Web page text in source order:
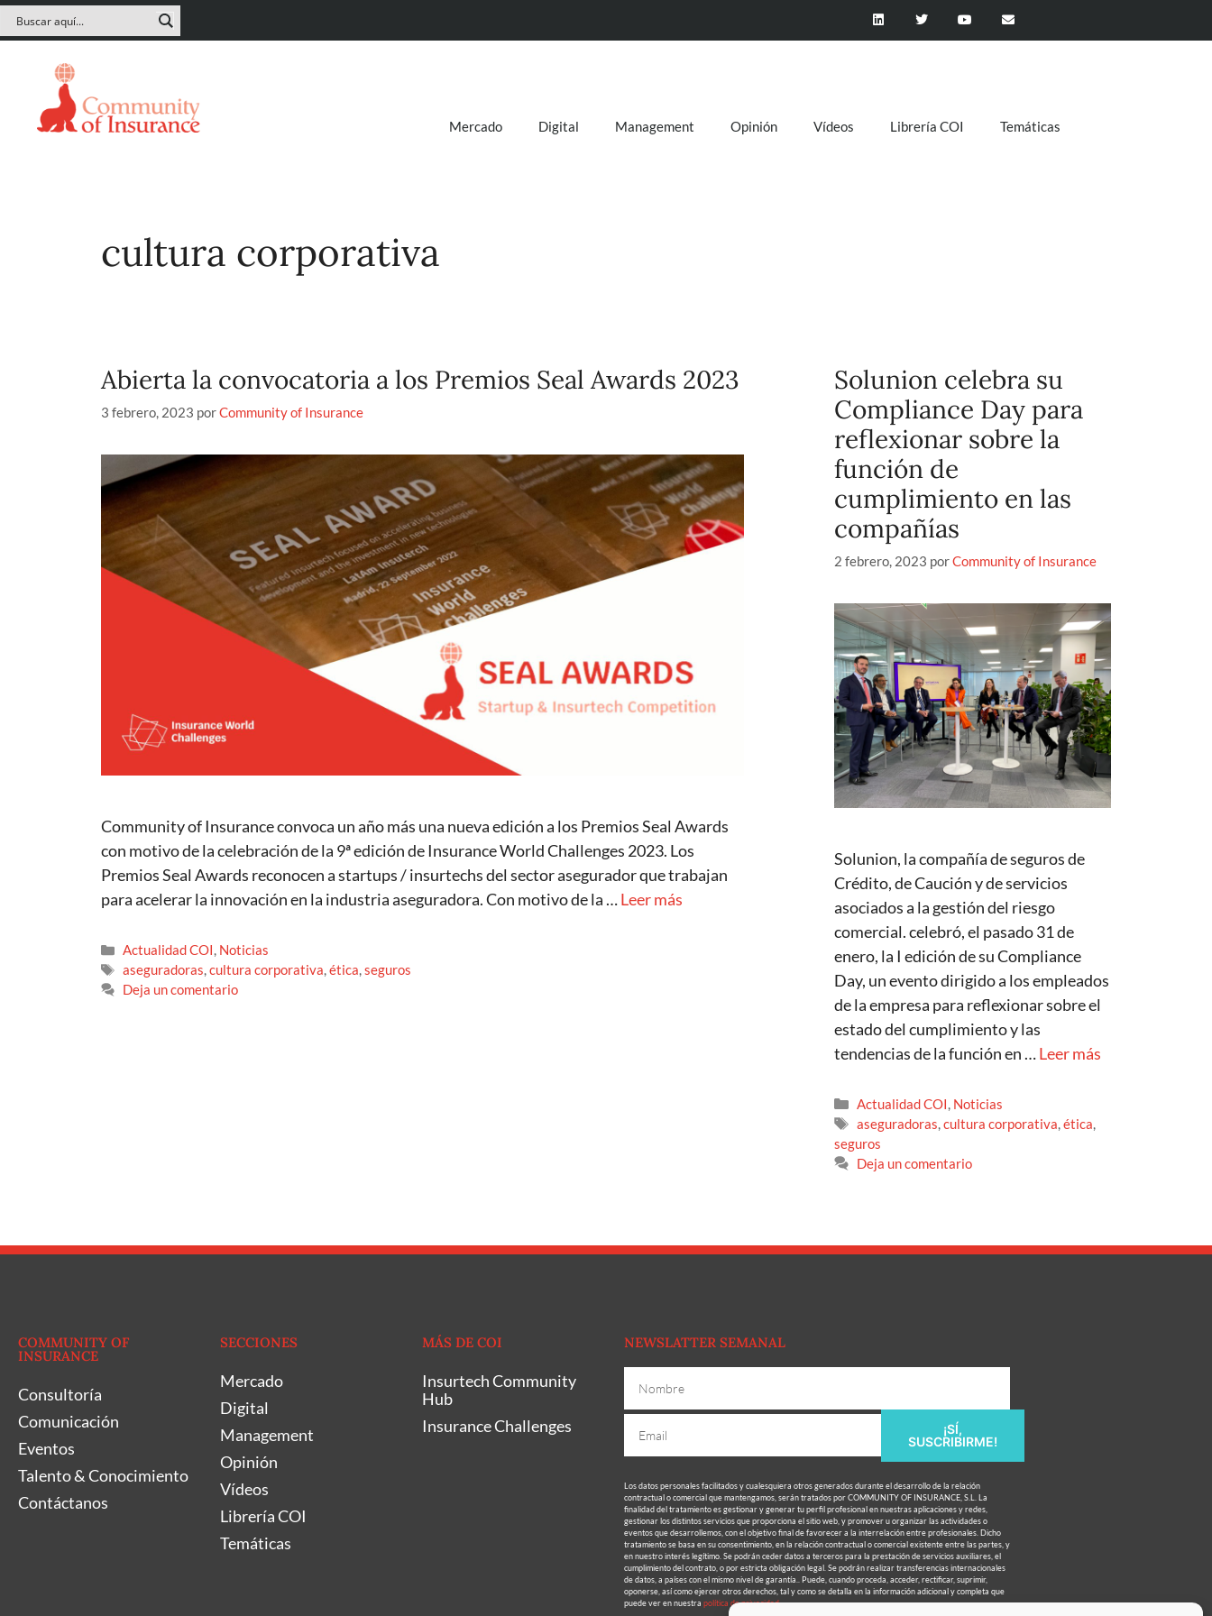
Mercado Digital Management Opinión Vídeos Librería COI Temáticas
cultura corporativa
Abierta la convocatoria a los Premios Seal Awards 2023
3 febrero, 2023 porCommunity of Insurance
Community of Insurance convoca un año más una nueva edición a los Premios Seal Awards
con motivo de la celebración de la 9ª edición de Insurance World Challenges 2023. Los
Premios Seal Awards reconocen a startups / insurtechs del sector asegurador que trabajan
para acelerar la innovación en la industria aseguradora. Con motivo de la …Leer más
Actualidad COI, Noticias
aseguradoras,cultura corporativa,ética,seguros
Deja un comentario
Solunion celebra su
Compliance Day para
reflexionar sobre la
función de
cumplimiento en las
compañías
2 febrero, 2023 porCommunity of Insurance
Solunion, la compañía de seguros de
Crédito, de Caución y de servicios
asociados a la gestión del riesgo
comercial. celebró, el pasado 31 de
enero, la I edición de su Compliance
Day, un evento dirigido a los empleados
de la empresa para reflexionar sobre el
estado del cumplimiento y las
tendencias de la función en …Leer más
Actualidad COI, Noticias
aseguradoras,cultura corporativa,ética,
seguros
Deja un comentario
COMMUNITY OF
INSURANCE
Consultoría
Comunicación
Eventos
Talento & Conocimiento
Contáctanos
SECCIONES
Mercado
Digital
Management
Opinión
Vídeos
Librería COI
Temáticas
MÁS DE COI
Insurtech Community
Hub
Insurance Challenges
NEWSLATTER SEMANAL
¡SÍ,
SUSCRIBIRME!
Los datos personales facilitados y cualesquiera otros generados durante el desarrollo de la relación
contractual o comercial que mantengamos, serán tratados por COMMUNITY OF INSURANCE, S.L. La
finalidad del tratamiento es gestionar y generar tu perfil profesional en nuestras aplicaciones y redes,
gestionar los distintos servicios que proporciona el sitio web, y promover u organizar las actividades o
eventos que desarrollemos, con el objetivo final de favorecer a la interrelación entre profesionales. Dicho
tratamiento se basa en su consentimiento, en la relación contractual o comercial existente entre las partes, y
en nuestro interés legítimo. Se podrán ceder datos a terceros para la prestación de servicios auxiliares, el
cumplimiento del contrato, o por estricta obligación legal. Se podrán realizar transferencias internacionales
de datos, a países con el mismo nivel de garantía.. Puede, cuando proceda, acceder, rectificar, suprimir,
oponerse, así como ejercer otros derechos, tal y como se detalla en la información adicional y completa que
puede ver en nuestra política de privacidad.